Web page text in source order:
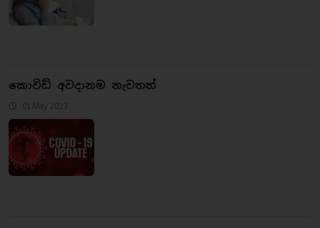
කොවිඩ් අවදානම නැවතත්
01 May 2023